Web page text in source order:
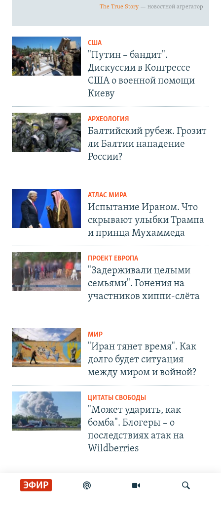
ЭФИР
США
"Путин – бандит".
Дискуссии в Конгрессе
США о военной помощи
Киеву
АРХЕОЛОГИЯ
Балтийский рубеж. Грозит
ли Балтии нападение
России?
АТЛАС МИРА
Испытание Ираном. Что
скрывают улыбки Трампа
и принца Мухаммеда
ПРОЕКТ ЕВРОПА
"Задерживали целыми
семьями". Гонения на
участников хиппи-слёта
МИР
"Иран тянет время". Как
долго будет ситуация
между миром и войной?
ЦИТАТЫ СВОБОДЫ
"Может ударить, как
бомба". Блогеры – о
последствиях атак на
Wildberries
СОЦИАЛЬНЫЕ СЕТИ